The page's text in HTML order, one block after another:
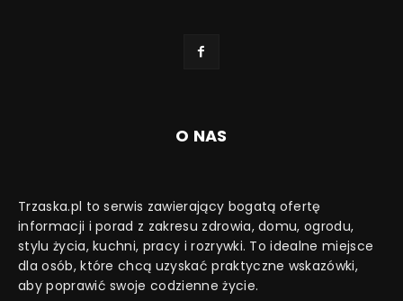
O NAS
Trzaska.pl to serwis zawierający bogatą ofertę
informacji i porad z zakresu zdrowia, domu, ogrodu,
stylu życia, kuchni, pracy i rozrywki. To idealne miejsce
dla osób, które chcą uzyskać praktyczne wskazówki,
aby poprawić swoje codzienne życie.